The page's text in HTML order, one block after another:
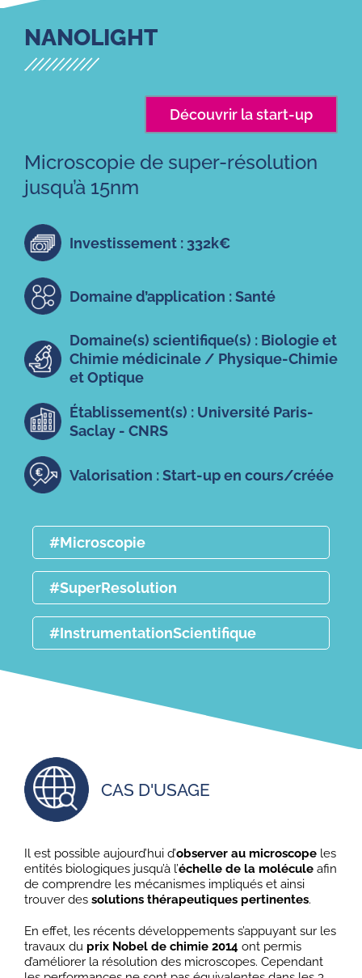
NANOLIGHT
Découvrir la start-up
Microscopie de super-résolution
jusqu’à 15nm
Investissement : 332k€
Domaine d’application : Santé
Domaine(s) scientifique(s) : Biologie et
Chimie médicinale / Physique-Chimie
et Optique
Établissement(s) : Université Paris-
Saclay - CNRS
Valorisation : Start-up en cours/créée
#Microscopie
#SuperResolution
#InstrumentationScientifique
CAS D'USAGE
Il est possible aujourd’hui d’observer au microscopeles
entités biologiques jusqu’à l’échelle de la moléculeafin
de comprendre les mécanismes impliqués et ainsi
trouver des solutions thérapeutiques pertinentes.
En effet, les récents développements s’appuyant sur les
travaux du prix Nobel de chimie 2014 ont permis
d’améliorer la résolution des microscopes. Cependant